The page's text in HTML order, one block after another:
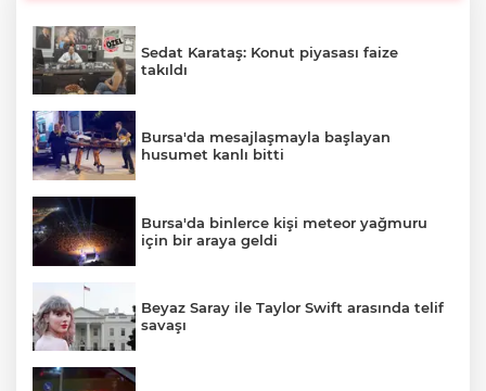
Sedat Karataş: Konut piyasası faize
takıldı
Bursa'da mesajlaşmayla başlayan
husumet kanlı bitti
Bursa'da binlerce kişi meteor yağmuru
için bir araya geldi
Beyaz Saray ile Taylor Swift arasında telif
savaşı